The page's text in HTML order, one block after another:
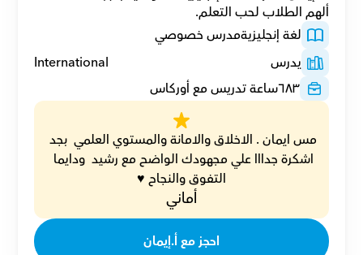
ألهم الطلاب لحب التعلم.
لغة إنجليزيةمدرس خصوصي
يدرس
International
٦٨٣ساعة تدريس مع أوركاس
التفوق والنجاح ♥️
أماني
احجز مع أ.إيمان